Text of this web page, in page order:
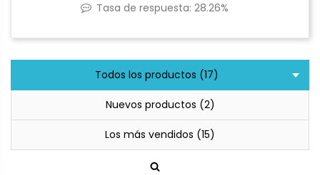
Tasa de respuesta: 28.26%
Todos los productos (17)
Nuevos productos (2)
Los más vendidos (15)